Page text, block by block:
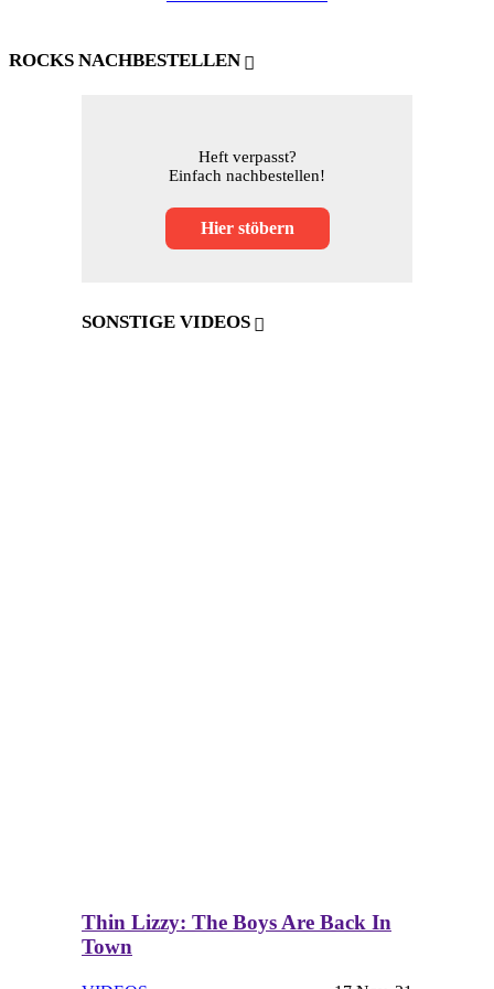
ROCKS NACHBESTELLEN
Heft verpasst?
Einfach nachbestellen!
Hier stöbern
SONSTIGE VIDEOS
Thin Lizzy: The Boys Are Back In
Town